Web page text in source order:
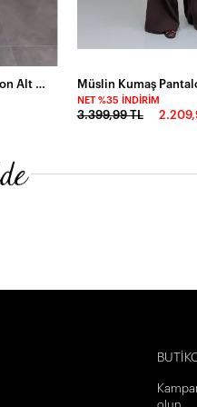
Önü Detaylı Bluz ve Pantalon Alt Üst Takım Kahve
NET %35 İNDIRIM
3.399,99 TL
olun.